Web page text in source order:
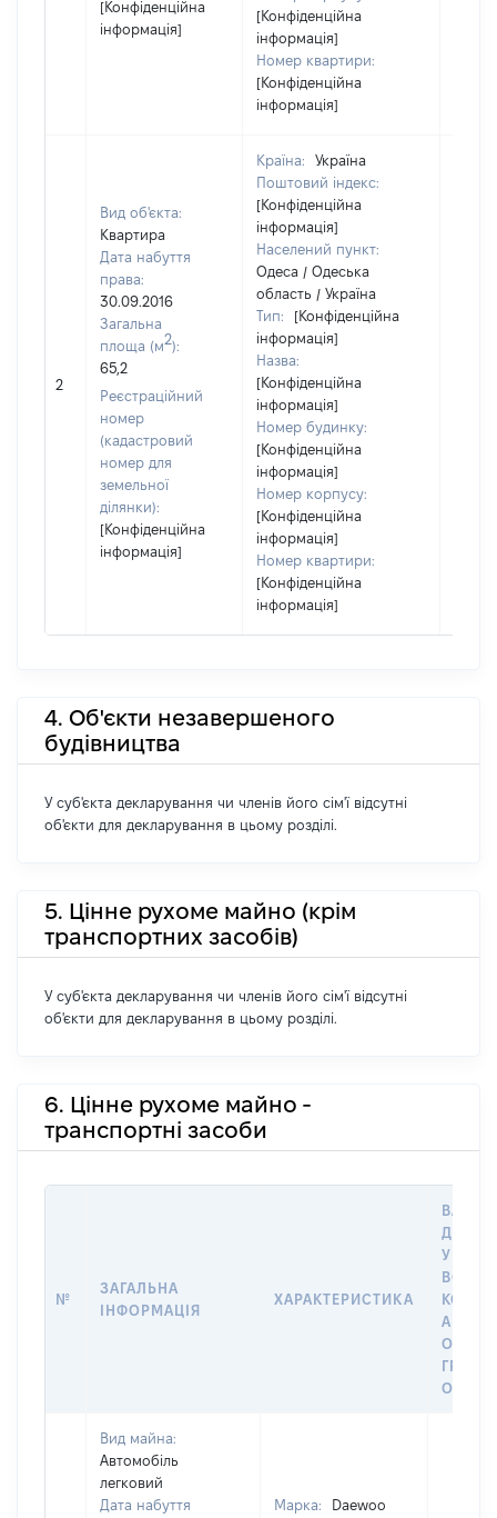
[Конфіденційна
інформація]
[Конфіденційна
інформація]
Номер квартири:
[Конфіденційна
інформація]
2
Вид об'єкта:
Квартира
Дата набуття
права:
30.09.2016
Загальна
площа (м2):
65,2
Реєстраційний
номер
(кадастровий
номер для
земельної
ділянки):
[Конфіденційна
інформація]
Країна:
Україна
Поштовий індекс:
[Конфіденційна
інформація]
Населений пункт:
Одеса / Одеська
область / Україна
Тип:
[Конфіденційна
інформація]
Назва:
[Конфіденційна
інформація]
Номер будинку:
[Конфіденційна
інформація]
Номер корпусу:
[Конфіденційна
інформація]
Номер квартири:
[Конфіденційна
інформація]
4. Об'єкти незавершеного
будівництва
У суб'єкта декларування чи членів його сім'ї відсутні
об'єкти для декларування в цьому розділі.
5. Цінне рухоме майно (крім
транспортних засобів)
У суб'єкта декларування чи членів його сім'ї відсутні
об'єкти для декларування в цьому розділі.
6. Цінне рухоме майно -
транспортні засоби
№
ЗАГАЛЬНА
ІНФОРМАЦІЯ
ХАРАКТЕРИСТИКА
ДАТУ
У
АБО
Вид майна:
Автомобіль
легковий
Дата набуття
Марка:
Daewoo